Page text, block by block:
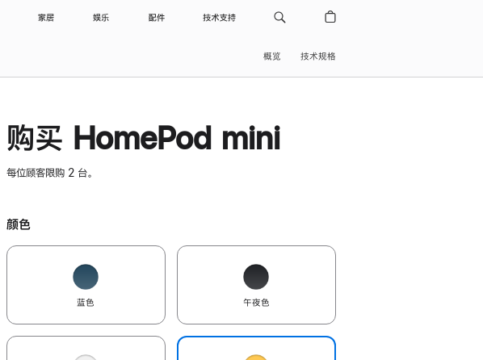
家居 娱乐 配件 技术支持
概览 技术规格
购买 HomePod mini
每位顾客限购 2 台。
颜色
蓝色 午夜色